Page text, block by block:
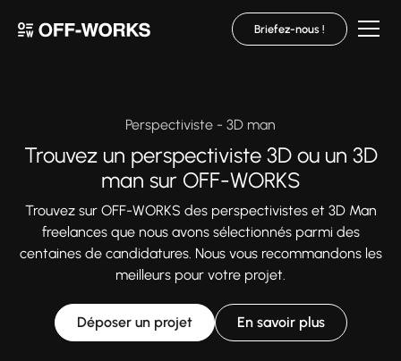
Briefez-nous !
Perspectiviste - 3D man
Trouvez un perspectiviste 3D ou un 3D
man sur OFF-WORKS
Trouvez sur OFF-WORKS des perspectivistes et 3D Man
freelances que nous avons sélectionnés parmi des
centaines de candidatures. Nous vous recommandons les
meilleurs pour votre projet.
Déposer un projet En savoir plus